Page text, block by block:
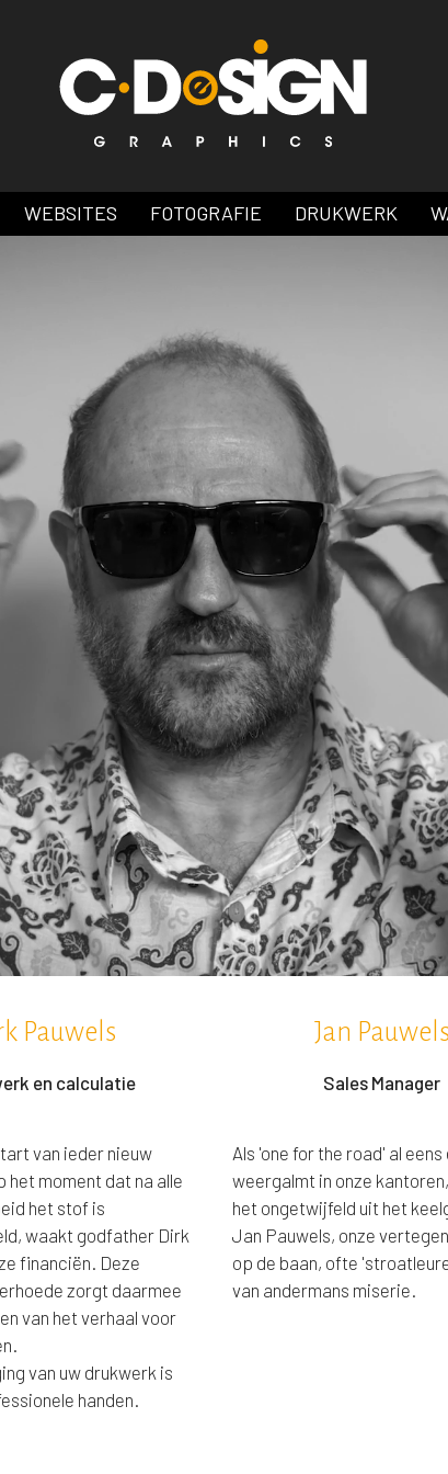
WEBSITES FOTOGRAFIE DRUKWERK
Pauwels
en calculatie
van ieder nieuw
moment dat na alle
het stof is
waakt godfather Dirk
financiën. Deze
zorgt daarmee
van het verhaal voor
van uw drukwerk is
handen.
Jan Pauwels
Sales Manager
Als 'one for the road' al
weergalmt in onze
het ongetwijfeld uit het
Jan Pauwels, onze
op de baan, ofte
van andermans miserie.